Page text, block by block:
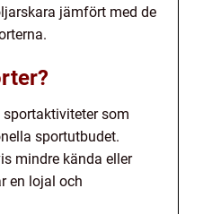
jämfört med de
sportaktiviteter som
sportutbudet.
mindre kända eller
en lojal och